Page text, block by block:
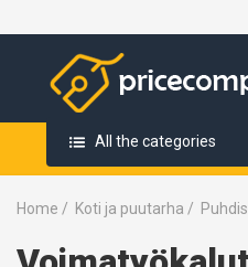
All the categories
Home / Koti ja puutarha /